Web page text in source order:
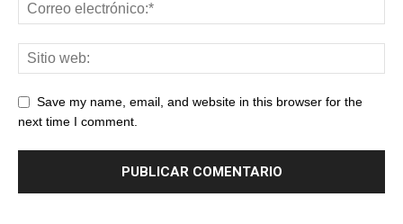
Save my name, email, and website in this browser for the
next time I comment.